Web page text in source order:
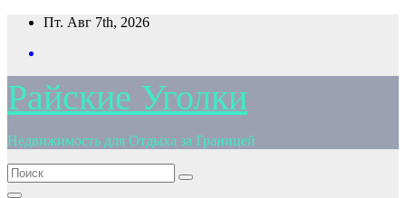
Перейти
содержимому
Пт. Авг 7th, 2026
Райские Уголки
Недвижимость для Отдыха за Границей